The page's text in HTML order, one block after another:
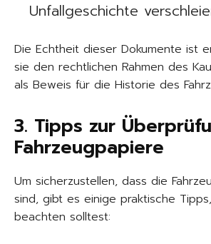
Unfallgeschichte
Die Echtheit dieser Dokumente ist
sie den rechtlichen Rahmen des
als Beweis für die Historie des
3. Tipps zur
Fahrzeugpapiere
Um sicherzustellen, dass die
sind, gibt es einige praktische
beachten solltest: